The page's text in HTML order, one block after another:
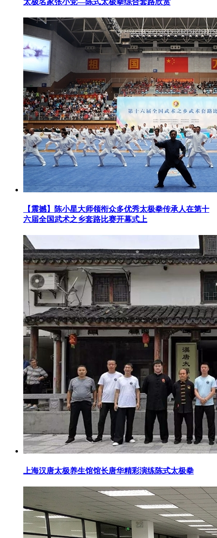
【震撼】陈小星大师领衔众多优秀太极拳传承人在第十
六届全国武术之乡套路比赛开幕式上
上海汉唐太极养生馆馆长唐华精彩演练陈式太极拳